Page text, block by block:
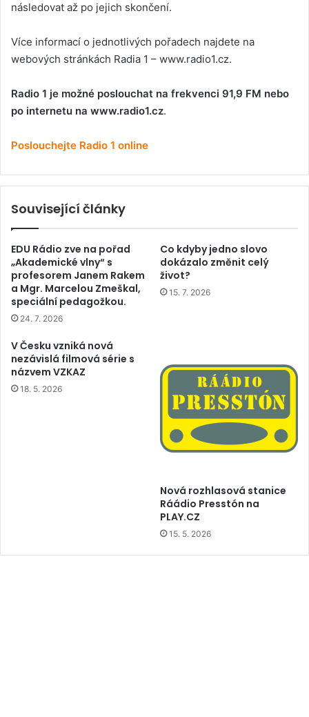
následovat až po jejich skončení.
Více informací o jednotlivých pořadech najdete na
webových stránkách Radia 1 – www.radio1.cz.
Radio 1 je možné poslouchat na frekvenci 91,9 FM nebo
po internetu na www.radio1.cz.
Poslouchejte Radio 1 online
Související články
EDU Rádio zve na pořad
„Akademické vlny“ s
profesorem Janem Rakem
a Mgr. Marcelou Zmeškal,
speciální pedagožkou.
24. 7. 2026
Co kdyby jedno slovo
dokázalo změnit celý
život?
15. 7. 2026
V Česku vzniká nová
nezávislá filmová série s
názvem VZKAZ
18. 5. 2026
Nová rozhlasová stanice
Ráádio Presstón na
PLAY.CZ
15. 5. 2026